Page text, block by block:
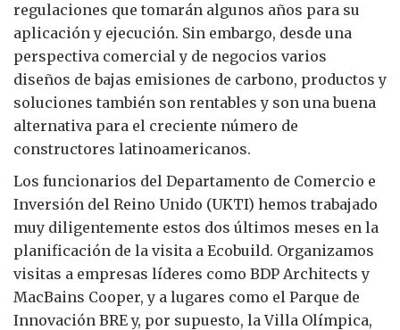
regulaciones que tomarán algunos años para su
aplicación y ejecución. Sin embargo, desde una
perspectiva comercial y de negocios varios
diseños de bajas emisiones de carbono, productos y
soluciones también son rentables y son una buena
alternativa para el creciente número de
constructores latinoamericanos.
Los funcionarios del Departamento de Comercio e
Inversión del Reino Unido (UKTI) hemos trabajado
muy diligentemente estos dos últimos meses en la
planificación de la visita a Ecobuild. Organizamos
visitas a empresas líderes como BDP Architects y
MacBains Cooper, y a lugares como el Parque de
Innovación BRE y, por supuesto, la Villa Olímpica,